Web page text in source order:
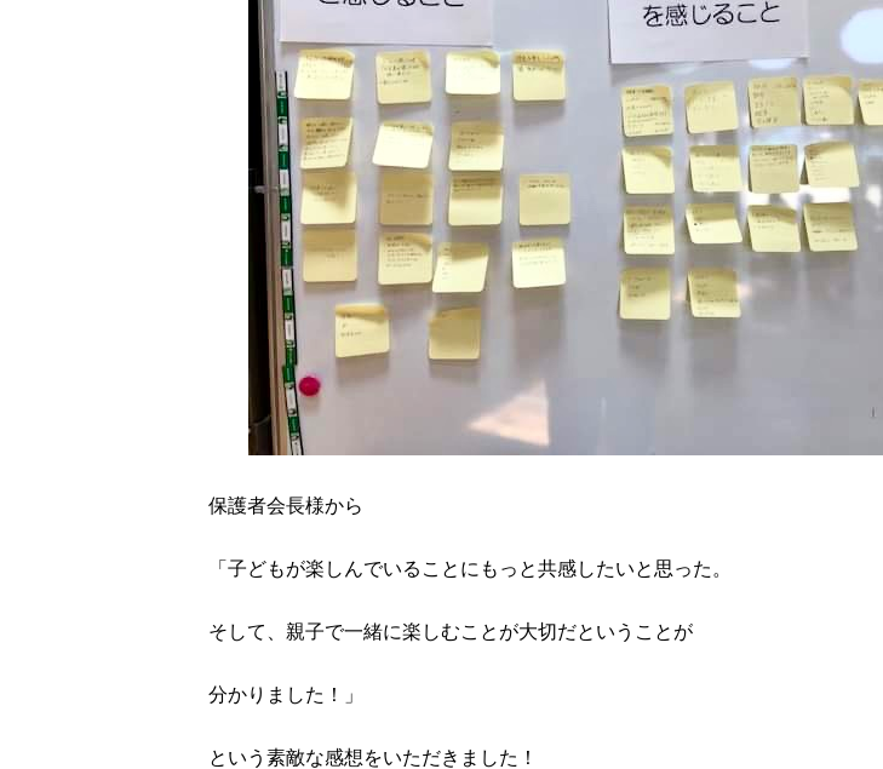
保護者会長様から
「子どもが楽しんでいることにもっと共感したいと思った。
そして、親子で一緒に楽しむことが大切だということが
分かりました！」
という素敵な感想をいただきました！